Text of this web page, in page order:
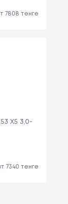
7808 тенге
X5 3,0-
7340 тенге